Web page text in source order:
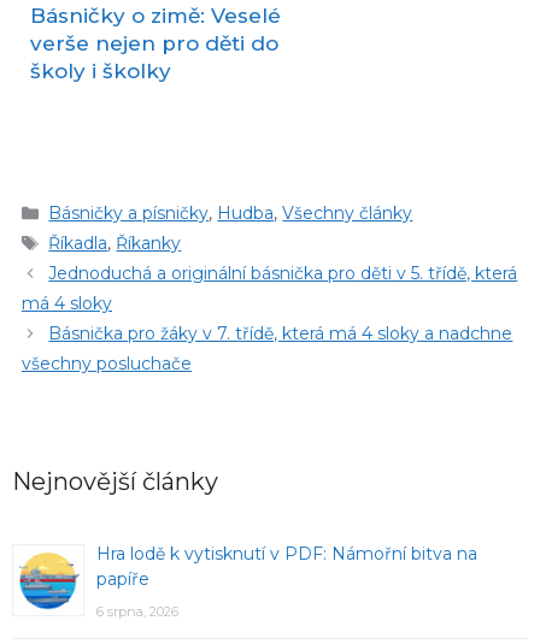
Básničky o zimě: Veselé
verše nejen pro děti do
školy i školky
Rubriky
Básničky a písničky, Hudba,Všechny články
Štítky
Říkadla, Říkanky
Jednoduchá a originální básnička pro děti v 5. třídě, která
má 4 sloky
Básnička pro žáky v 7. třídě, která má 4 sloky a nadchne
všechny posluchače
Nejnovější články
Hra lodě k vytisknutí v PDF: Námořní bitva na
papíře
6 srpna, 2026